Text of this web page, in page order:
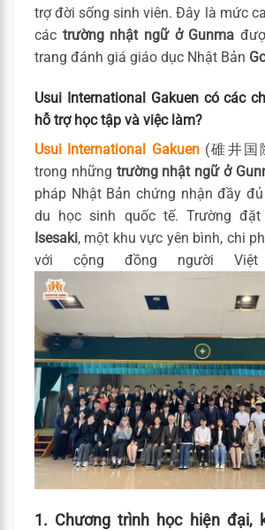
trợ đời sống sinh viên. Đây là mức
các trường nhật ngữ ở Gunma
trang đánh giá giáo dục Nhật Bản
Usui International Gakuen có các
hỗ trợ học tập và việc làm?
Usui International Gakuen(碓井国
trong những trường nhật ngữ ở
pháp Nhật Bản chứng nhận đầy
du học sinh quốc tế. Trường
Isesaki, một khu vực yên bình, chi
với cộng đồng người Việt
1. Chương trình học hiện đại,